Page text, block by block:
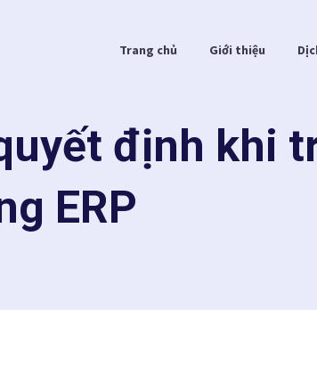
Trang chủ Giới thiệu
định khi
ERP